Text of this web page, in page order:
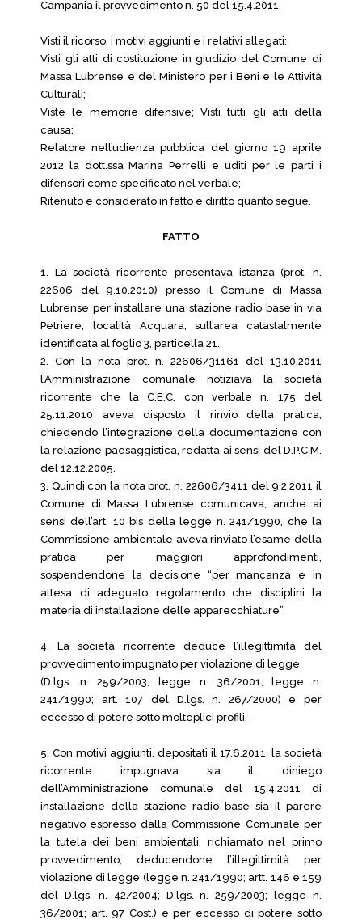
Campania il provvedimento n. 50 del 15.4.2011.
Visti il ricorso, i motivi aggiunti e i relativi allegati;
Visti gli atti di costituzione in giudizio del Comune di
Massa Lubrense e del Ministero per i Beni e le Attività
Culturali;
Viste le memorie difensive; Visti tutti gli atti della
causa;
Relatore nell’udienza pubblica del giorno 19 aprile
2012 la dott.ssa Marina Perrelli e uditi per le parti i
difensori come specificato nel verbale;
Ritenuto e considerato in fatto e diritto quanto segue.
FATTO
1. La società ricorrente presentava istanza (prot. n.
22606 del 9.10.2010) presso il Comune di Massa
Lubrense per installare una stazione radio base in via
Petriere, località Acquara, sull’area catastalmente
identificata al foglio 3, particella 21.
2. Con la nota prot. n. 22606/31161 del 13.10.2011
l’Amministrazione comunale notiziava la società
ricorrente che la C.E.C. con verbale n. 175 del
25.11.2010 aveva disposto il rinvio della pratica,
chiedendo l’integrazione della documentazione con
la relazione paesaggistica, redatta ai sensi del D.P.C.M.
del 12.12.2005.
3. Quindi con la nota prot. n. 22606/3411 del 9.2.2011 il
Comune di Massa Lubrense comunicava, anche ai
sensi dell’art. 10 bis della legge n. 241/1990, che la
Commissione ambientale aveva rinviato l’esame della
pratica per maggiori approfondimenti,
sospendendone la decisione “per mancanza e in
attesa di adeguato regolamento che disciplini la
materia di installazione delle apparecchiature”.
4. La società ricorrente deduce l’illegittimità del
provvedimento impugnato per violazione di legge
(D.lgs. n. 259/2003; legge n. 36/2001; legge n.
241/1990; art. 107 del D.lgs. n. 267/2000) e per
eccesso di potere sotto molteplici profili.
5. Con motivi aggiunti, depositati il 17.6.2011, la società
ricorrente impugnava sia il diniego
dell’Amministrazione comunale del 15.4.2011 di
installazione della stazione radio base sia il parere
negativo espresso dalla Commissione Comunale per
la tutela dei beni ambientali, richiamato nel primo
provvedimento, deducendone l’illegittimità per
violazione di legge (legge n. 241/1990; artt. 146 e 159
del D.lgs. n. 42/2004; D.lgs. n. 259/2003; legge n.
36/2001; art. 97 Cost.) e per eccesso di potere sotto